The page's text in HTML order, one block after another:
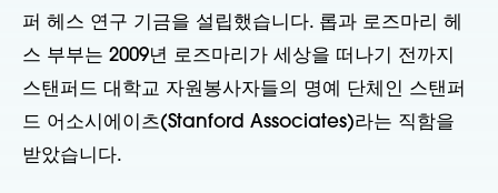
퍼 헤스 연구 기금을 설립했습니다. 롭과 로즈마리 헤
스 부부는 2009년 로즈마리가 세상을 떠나기 전까지
스탠퍼드 대학교 자원봉사자들의 명예 단체인 스탠퍼
드 어소시에이츠(Stanford Associates)라는 직함을
받았습니다.